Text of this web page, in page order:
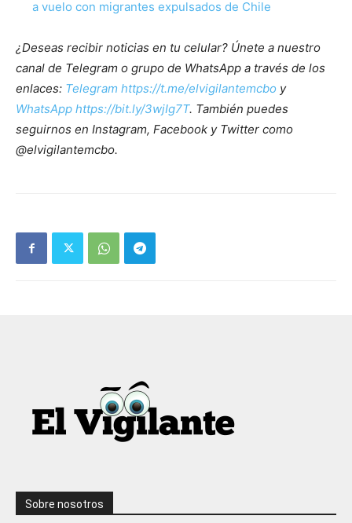
a vuelo con migrantes expulsados de Chile
¿Deseas recibir noticias en tu celular? Únete a nuestro
canal de Telegram o grupo de WhatsApp a través de los
enlaces: Telegram https://t.me/elvigilantemcbo y
WhatsApp https://bit.ly/3wjIg7T. También puedes
seguirnos en Instagram, Facebook y Twitter como
@elvigilantemcbo.
Sobre nosotros